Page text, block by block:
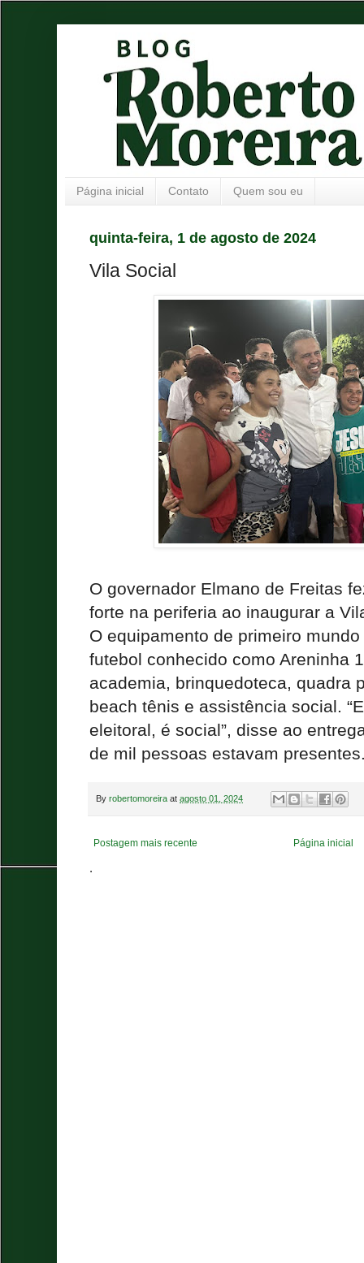
Página inicial Contato Quem sou eu
quinta-feira, 1 de agosto de 2024
Vila Social
O governador Elmano de Freitas
forte na periferia ao inaugurar a
O equipamento de primeiro
futebol conhecido como Areninha
academia, brinquedoteca, quadra
beach tênis e assistência social.
eleitoral, é social”, disse ao
de mil pessoas estavam
By robertomoreira at agosto 01, 2024
Postagem mais recente Página inicial
.